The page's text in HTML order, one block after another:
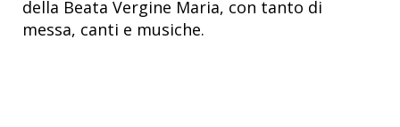
della Beata Vergine Maria, con tanto di
messa, canti e musiche.